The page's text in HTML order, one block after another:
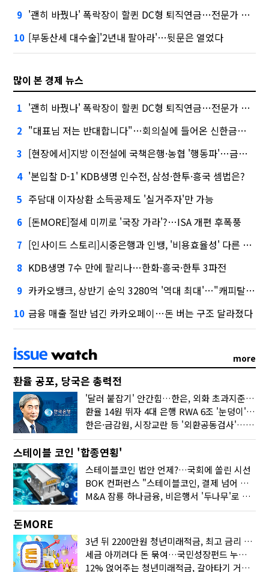
9 '괜히 바꿨나' 폭락장이 할퀸 DC형 퇴직연금…전문가 조언은
10 [부동산세 대수술]'2년내 팔아라'…뒷문은 열었다
많이 본 경제 뉴스
1 '괜히 바꿨나' 폭락장이 할퀸 DC형 퇴직연금…전문가 조언은
2 "대표님 저는 반대합니다"…회의실에 들어온 신한금융 AI
3 [현장에서]지방 이전설에 국책은행·농협 '행동파'…금감원 '신중모드'
4 '본입찰 D-1' KDB생명 인수전, 삼성·한투·흥국 셈법은?
5 주담대 이자상환 소득공제도 '실거주자'만 가능
6 [돈MORE]절세 미끼로 '국장 가라'?…ISA 개편 후폭풍
7 [인사이드 스토리]시중은행과 인뱅, '비용효율성' 다른 잣대 왜?
8 KDB생명 7수 만에 팔리나…한화·흥국·한투 3파전
9 카카오뱅크, 상반기 순익 3280억 '역대 최대'…"캐피탈, 자산 1조원 이상"
10 금융 매출 절반 넘긴 카카오페이…돈 버는 구조 달라졌다
more
환율 공포, 당국은 총력전
'달러 붙잡기' 안간힘…한은, 외화 초과지준에 이자 6개월 더
환율 14원 뛰자 4대 은행 RWA 6조 '눈덩이'…2배 뛴 2분기는?
한은·금감원, 시장교란 등 '외환공동검사'…환율 급등 전방위 대응
스테이블 코인 '합종연횡'
스테이블코인 법안 언제?…국회에 쏠린 시선
BOK 컨퍼런스 "스테이블코인, 결제 넘어 보험 대출 등 금융 연결 도구"
M&A 잠룡 하나금융, 비은행서 '두나무'로 눈돌린 이유는
돈MORE
3년 뒤 2200만원 청년미래적금, 최고 금리 받으려면?
세금 아끼려다 돈 묶여…국민성장펀드 누가 가입하면 좋을까
12% 얹어주는 청년미래적금, 갈아타기 거절 될수 있어요